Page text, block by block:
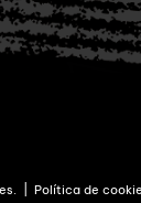
| Política de